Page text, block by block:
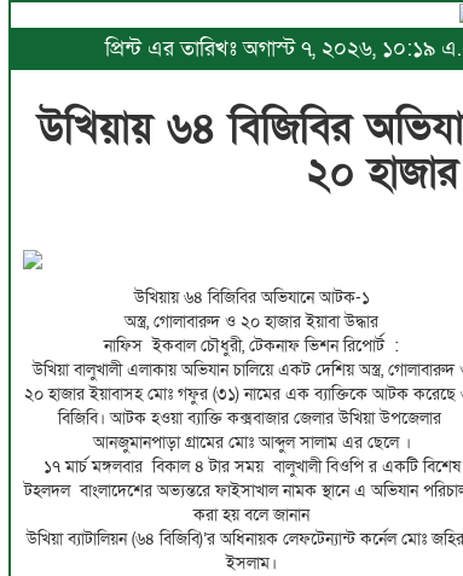
প্রিন্ট এর তারিখঃ অগাস্ট ৭, ২০২৬, ১০:১৯
উখিয়ায় ৬৪ বিজিবির
২০
উখিয়ায় ৬৪ বিজিবির অভিযানে আটক-১
অস্ত্র, গোলাবারুদ ও ২০ হাজার ইয়াবা উদ্ধার
নাফিস ইকবাল চৌধুরী, টেকনাফ ভিশন রিপোর্ট :
উখিয়া বালুখালী এলাকায় অভিযান চালিয়ে একট দেশিয় অস্ত্র, গোলাবারুদ
২০ হাজার ইয়াবাসহ মোঃ গফুর (৩১) নামের এক ব্যাক্তিকে আটক করেছে
বিজিবি। আটক হওয়া ব্যাক্তি কক্সবাজার জেলার উখিয়া উপজেলার
আনজুমানপাড়া গ্রামের মোঃ আব্দুল সালাম এর ছেলে ।
১৭ মার্চ মঙ্গলবার বিকাল ৪ টার সময় বালুখালী বিওপি র একটি বিশেষ
টহলদল বাংলাদেশের অভ্যন্তরে ফাইসাখাল নামক স্থানে এ অভিযান
করা হয় বলে জানান
উখিয়া ব্যাটালিয়ন (৬৪ বিজিবি)’র অধিনায়ক লেফটেন্যান্ট কর্নেল মোঃ
ইসলাম।